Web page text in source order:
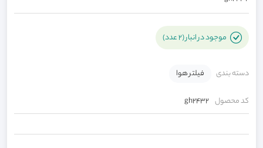
موجود در انبار (2 عدد)
دسته بندی فیلتر هوا
کد محصول gh2432